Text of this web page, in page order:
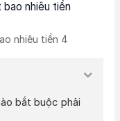
nhiêu tiền 4
bắt buộc phải